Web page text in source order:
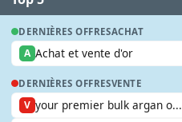
DERNIÈRES OFFRESACHAT
A Achat et vente d'or
DERNIÈRES OFFRESVENTE
V your premier bulk argan o...